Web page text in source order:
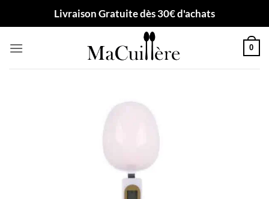
Livraison Gratuite dès 30€ d'achats
0